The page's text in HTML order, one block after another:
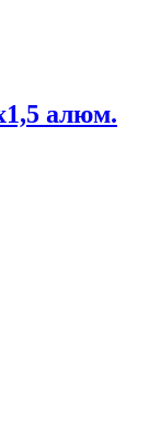
алюм.